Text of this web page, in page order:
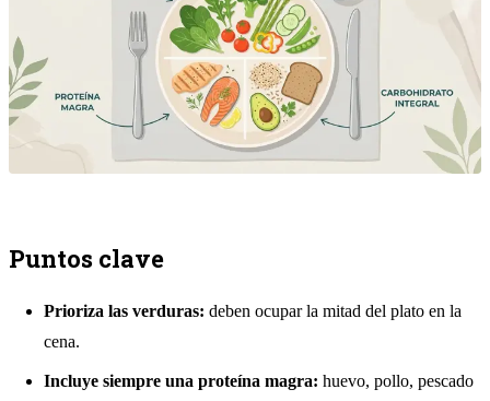
Puntos clave
Prioriza las verduras: deben ocupar la mitad del plato en la
cena.
Incluye siempre una proteína magra: huevo, pollo, pescado